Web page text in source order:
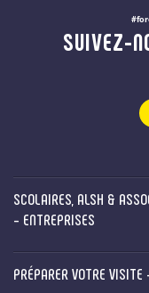
SUIVEZ-
SCOLAIRES, ALSH &
- ENTREPRISES
PRÉPARER VOTRE